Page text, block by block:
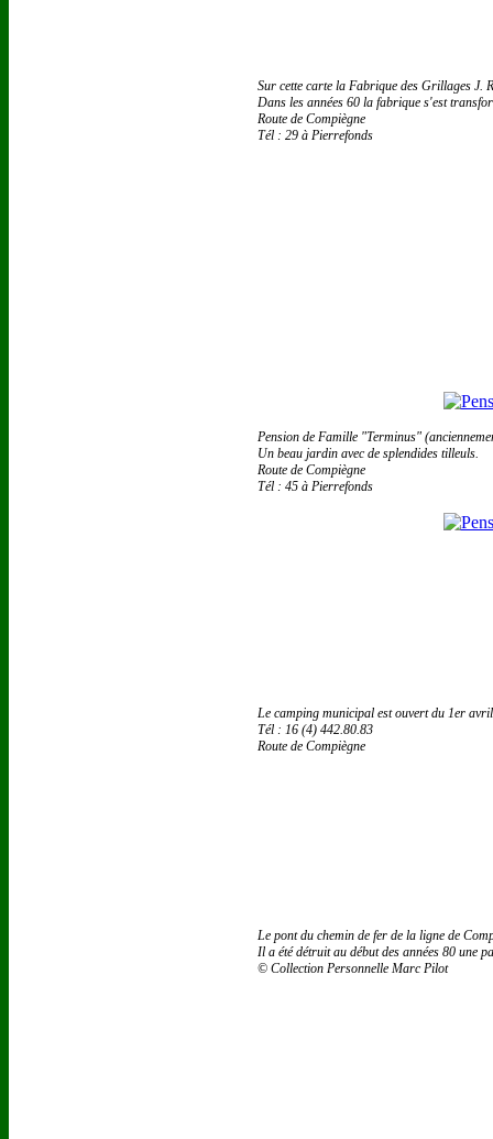
Sur cette carte la Fabrique des Grillages J.
Dans les années 60 la fabrique s'est
Route de Compiègne
Tél : 29 à Pierrefonds
Pension de Famille "Terminus"
Un beau jardin avec de splendides tilleuls.
Route de Compiègne
Tél : 45 à Pierrefonds
Le camping municipal est ouvert du 1er
Tél : 16 (4) 442.80.83
Route de Compiègne
Le pont du chemin de fer de la ligne de
Il a été détruit au début des années 80 une
© Collection Personnelle Marc Pilot